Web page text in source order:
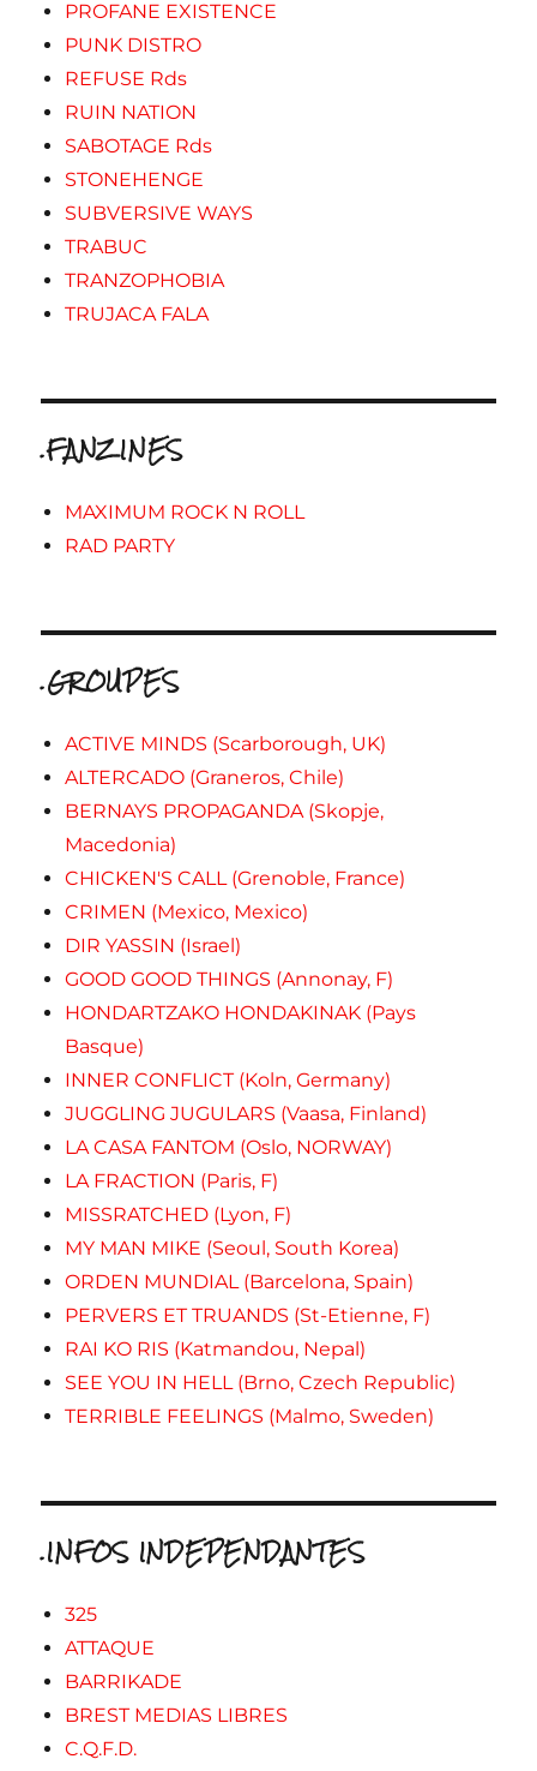
PROFANE EXISTENCE
PUNK DISTRO
REFUSE Rds
RUIN NATION
SABOTAGE Rds
STONEHENGE
SUBVERSIVE WAYS
TRABUC
TRANZOPHOBIA
TRUJACA FALA
.FANZINES
MAXIMUM ROCK N ROLL
RAD PARTY
.GROUPES
ACTIVE MINDS (Scarborough, UK)
ALTERCADO (Graneros, Chile)
BERNAYS PROPAGANDA (Skopje,
Macedonia)
CHICKEN'S CALL (Grenoble, France)
CRIMEN (Mexico, Mexico)
DIR YASSIN (Israel)
GOOD GOOD THINGS (Annonay, F)
HONDARTZAKO HONDAKINAK (Pays
Basque)
INNER CONFLICT (Koln, Germany)
JUGGLING JUGULARS (Vaasa, Finland)
LA CASA FANTOM (Oslo, NORWAY)
LA FRACTION (Paris, F)
MISSRATCHED (Lyon, F)
MY MAN MIKE (Seoul, South Korea)
ORDEN MUNDIAL (Barcelona, Spain)
PERVERS ET TRUANDS (St-Etienne, F)
RAI KO RIS (Katmandou, Nepal)
SEE YOU IN HELL (Brno, Czech Republic)
TERRIBLE FEELINGS (Malmo, Sweden)
.INFOS INDEPENDANTES
325
ATTAQUE
BARRIKADE
BREST MEDIAS LIBRES
C.Q.F.D.